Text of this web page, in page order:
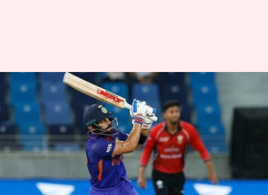
एशिया कप 2023: विराट कोहली की
पाकिस्तान के खिलाफ महामुकाबले
में होगी इस कीर्तिमान पर नजर
लेखन आदर्श कुमार Sep 01, 2023 02:40 pm
क्या है खबर?